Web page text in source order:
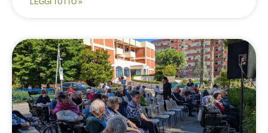
LEGGI TUTTO »